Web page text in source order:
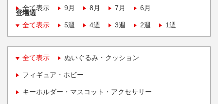
全て表示
9月 8月 7月 6月
登場週
全て表示
5週 4週 3週 2週 1週
全て表示 ぬいぐるみ・クッション
フィギュア・ホビー
キーホルダー・マスコット・アクセサリー